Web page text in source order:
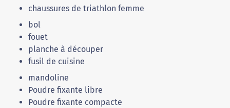
chaussures de triathlon femme
bol
fouet
planche à découper
fusil de cuisine
mandoline
Poudre fixante libre
Poudre fixante compacte